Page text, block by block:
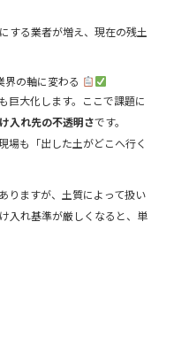
する業者が増え、現在の残土
界の軸に変わる
巨大化します。ここで課題に
入れ先の不透明さです。
場も「出した土がどこへ行く
りますが、土質によって扱い
入れ基準が厳しくなると、単